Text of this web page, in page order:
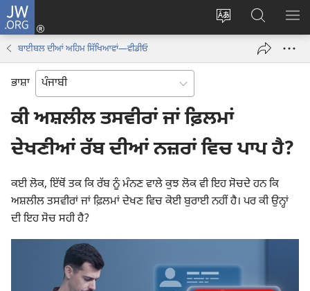
JW.ORG
ਸਾਈਟ
ਭਾਸ਼ਾ
ਲਾਗ-
new
JW.ORG
ʼਤੇ
ਖੋਜ
ਬਾਈਬਲ ਦੀਆਂ ਅਹਿਮ ਸਿੱਖਿਆਵਾਂ—ਵੀਡੀਓ
ਭਾਸ਼ਾ
ਕੀ ਅਸ਼ਲੀਲ ਤਸਵੀਰਾਂ ਜਾਂ ਫ਼ਿਲਮਾਂ
ਦੇਖਣੀਆਂ ਰੱਬ ਦੀਆਂ ਨਜ਼ਰਾਂ ਵਿਚ ਪਾਪ ਹੈ?
ਕਈ ਲੋਕ, ਇੱਥੋਂ ਤਕ ਕਿ ਰੱਬ ਨੂੰ ਮੰਨਣ ਵਾਲੇ ਕੁਝ ਲੋਕ ਵੀ ਇਹ ਸੋਚਦੇ ਹਨ ਕਿ
ਅਸ਼ਲੀਲ ਤਸਵੀਰਾਂ ਜਾਂ ਫ਼ਿਲਮਾਂ ਦੇਖਣ ਵਿਚ ਕੋਈ ਬੁਰਾਈ ਨਹੀਂ ਹੈ। ਪਰ ਕੀ ਉਨ੍ਹਾਂ
ਦੀ ਇਹ ਸੋਚ ਸਹੀ ਹੈ?